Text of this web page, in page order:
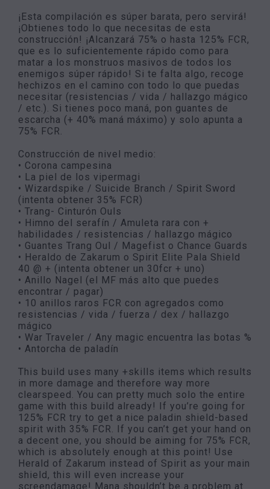
¡Esta compilación es súper barata, pero servirá!
¡Obtienes todo lo que necesitas de esta
construcción! ¡Alcanzará 75% o hasta 125% FCR,
que es lo suficientemente rápido como para
matar a los monstruos masivos de todos los
enemigos súper rápido! Si te falta algo, recoge
hechizos en el camino con todo lo que puedas
necesitar (resistencias / vida / hallazgo mágico
/ etc.). Si tienes poco maná, pon guantes de
escarcha (+ 40% maná máximo) y solo apunta a
75% FCR.
Construcción de nivel medio:
• Corona campesina
• La piel de los vipermagi
• Wizardspike / Suicide Branch / Spirit Sword
(intenta obtener 35% FCR)
• Trang- Cinturón Ouls
• Himno del serafín / Amuleta rara con +
habilidades / resistencias / hallazgo mágico
• Guantes Trang Oul / Magefist o Chance Guards
• Heraldo de Zakarum o Spirit Elite Pala Shield
40 @ + (intenta obtener un 30fcr + uno)
• Anillo Nagel (el MF más alto que puedes
encontrar / pagar)
• 10 anillos raros FCR con agregados como
resistencias / vida / fuerza / dex / hallazgo
mágico
• War Traveler / Any magic encuentra las botas %
• Antorcha de paladín
This build uses many +skills items which results
in more damage and therefore way more
clearspeed. You can pretty much solo the entire
game with this build already! If you’re going for
125% FCR try to get a nice paladin shield-based
spirit with 35% FCR. If you can’t get your hand on
a decent one, you should be aiming for 75% FCR,
which is absolutely enough at this point! Use
Herald of Zakarum instead of Spirit as your main
shield, this will even increase your
screendamage! Mana shouldn’t be a problem at